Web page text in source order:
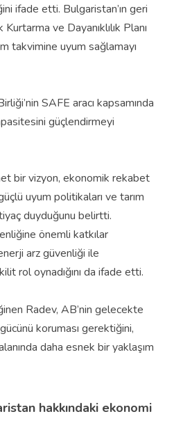
ifade etti. Bulgaristan’ın geri
ve Dayanıklılık Planı
takvimine uyum sağlamayı
SAFE aracı kapsamında
güçlendirmeyi
bir vizyon, ekonomik rekabet
uyum politikaları ve tarım
duyduğunu belirtti.
önemli katkılar
arz güvenliği ile
rol oynadığını da ifade etti.
Radev, AB’nin gelecekte
koruması gerektiğini,
daha esnek bir yaklaşım
hakkındaki ekonomi